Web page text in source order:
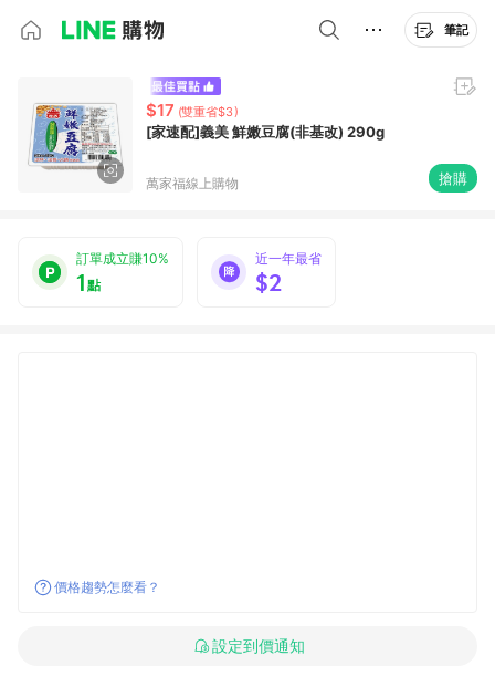
筆記
$17 (雙重省$3)
[家速配]義美 鮮嫩豆腐(非基改) 290g
萬家福線上購物 搶購
訂單成立賺10%
1點
近一年最省
$2
價格趨勢怎麼看？
設定到價通知